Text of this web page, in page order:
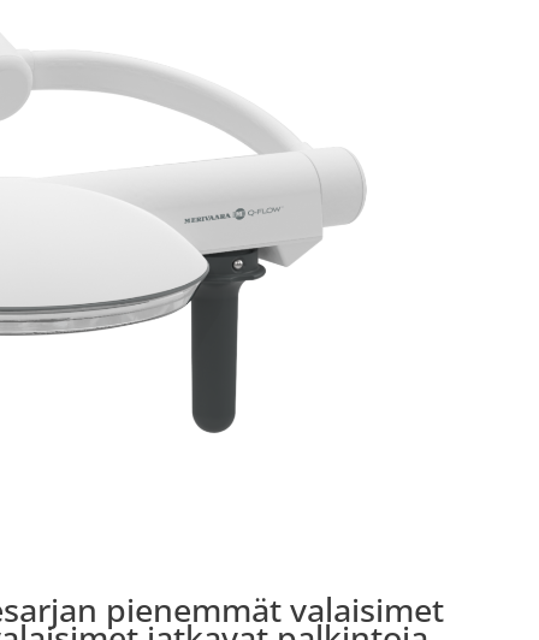
pienemmät valaisimet